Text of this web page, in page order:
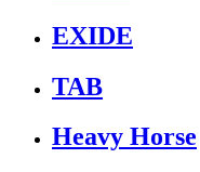
EXIDE
TAB
Heavy Horse